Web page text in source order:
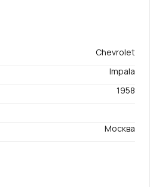
Chevrolet
Impala
1958
Москва